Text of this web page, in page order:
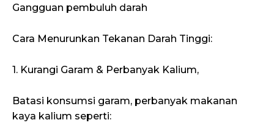
Gangguan pembuluh darah
Cara Menurunkan Tekanan Darah Tinggi:
1. Kurangi Garam & Perbanyak Kalium,
Batasi konsumsi garam, perbanyak makanan
kaya kalium seperti: